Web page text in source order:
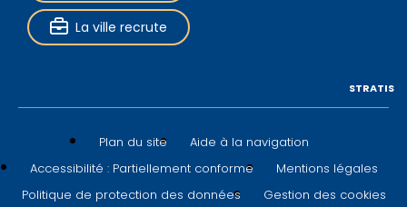
La ville recrute
Plan du site
Aide à la navigation
Accessibilité : Partiellement conforme
Mentions légales
Politique de protection des données
Gestion des cookies
STRATIS